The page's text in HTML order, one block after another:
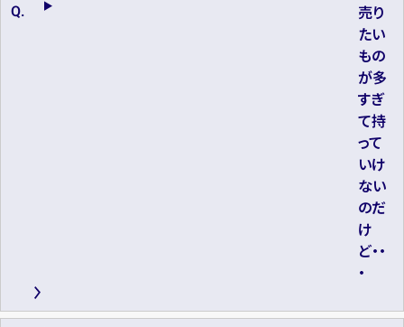
売り
たい
もの
が多
すぎ
て持
って
いけ
ない
のだ
け
ど・・
・